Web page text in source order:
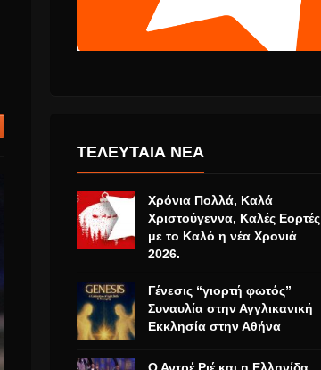
ΤΕΛΕΥΤΑΙΑ ΝΕΑ
Χρόνια Πολλά, Καλά
Χριστούγεννα, Καλές Εορτές
με το Καλό η νέα Χρονιά
2026.
Γένεσις “γιορτή φωτός”
Συναυλία στην Αγγλικανική
Εκκλησία στην Αθήνα